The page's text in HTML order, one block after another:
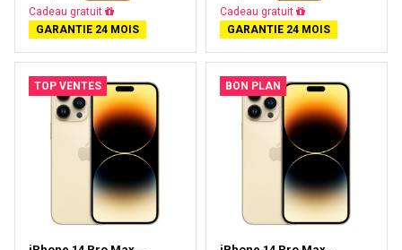
Livraison gratuite
GARANTIE 24 MOIS
Livraison gratuite
GARANTIE 24 MOIS
TOP VENTES BON PLAN